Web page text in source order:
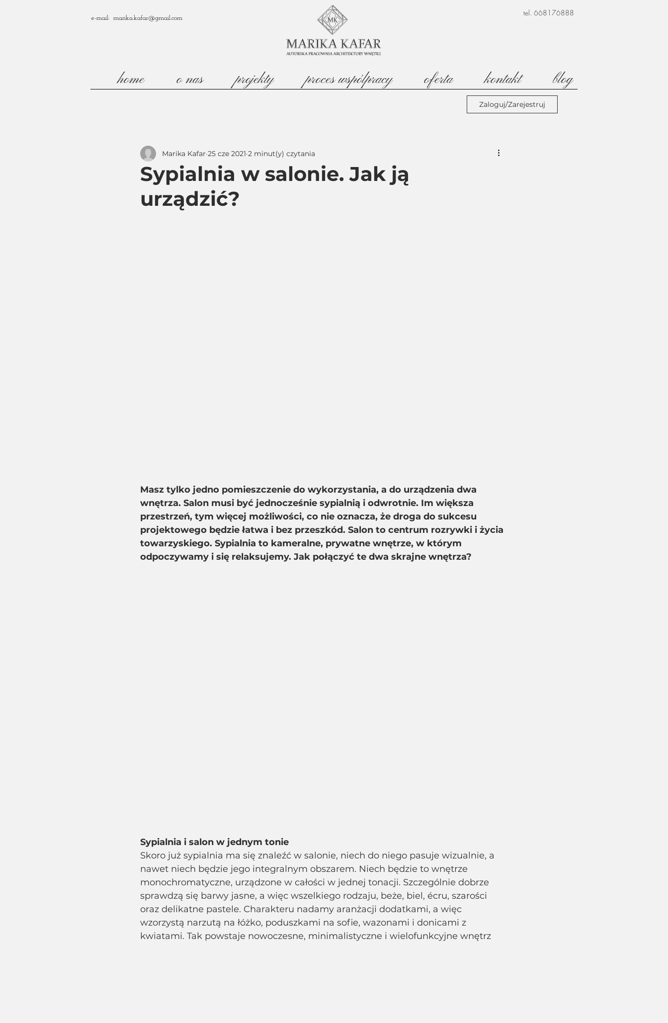
e-mail: marika.kafar@gmail.com
tel. 668176888
home o nas projekty proces wspólpracy oferta kontakt blog
Zaloguj/Zarejestruj
Sypialnia w salonie. Jak ją
urządzić?
Marika Kafar 25 cze 2021 2 minut(y) czytania
Masz tylko jedno pomieszczenie do wykorzystania, a do urządzenia dwa
wnętrza. Salon musi być jednocześnie sypialnią i odwrotnie. Im większa
przestrzeń, tym więcej możliwości, co nie oznacza, że droga do sukcesu
projektowego będzie łatwa i bez przeszkód. Salon to centrum rozrywki i życia
towarzyskiego. Sypialnia to kameralne, prywatne wnętrze, w którym
odpoczywamy i się relaksujemy. Jak połączyć te dwa skrajne wnętrza?
Sypialnia i salon w jednym tonie
Skoro już sypialnia ma się znaleźć w salonie, niech do niego pasuje wizualnie, a
nawet niech będzie jego integralnym obszarem. Niech będzie to wnętrze
monochromatyczne, urządzone w całości w jednej tonacji. Szczególnie dobrze
sprawdzą się barwy jasne, a więc wszelkiego rodzaju, beże, biel, écru, szarości
oraz delikatne pastele. Charakteru nadamy aranżacji dodatkami, a więc
wzorzystą narzutą na łóżko, poduszkami na sofie, wazonami i donicami z
kwiatami. Tak powstaje nowoczesne, minimalistyczne i wielofunkcyjne wnętrz